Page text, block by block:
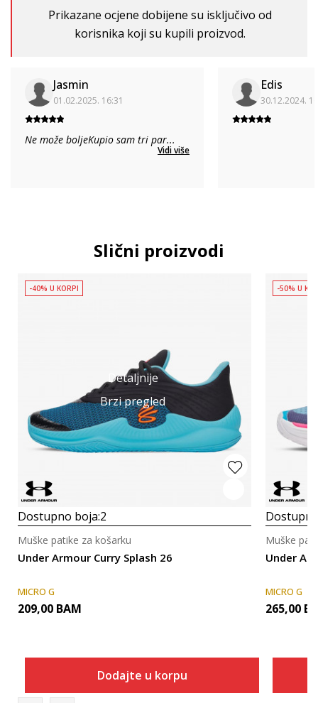
Prikazane ocjene dobijene su isključivo od
korisnika koji su kupili proizvod.
Jasmin
01.02.2025. 16:31
Ne može boljeKupio sam tri par...
Vidi više
Edis
30.12.2024.
Slični proizvodi
Detaljnije
Brzi pregled
-40% U KORPI
Dostupno boja:2
Under Armour Curry Splash 26
Muške patike za košarku
MICRO G
209,00 BAM
Dodajte u korpu
-50% U
Under
Muške
MICRO G
265,00